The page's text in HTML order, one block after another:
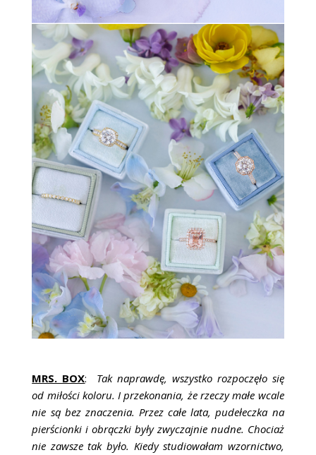
MRS. BOX: Tak naprawdę, wszystko rozpoczęło się
od miłości koloru. I przekonania, że rzeczy małe wcale
nie są bez znaczenia. Przez całe lata, pudełeczka na
pierścionki i obrączki były zwyczajnie nudne. Chociaż
nie zawsze tak było. Kiedy studiowałam wzornictwo,